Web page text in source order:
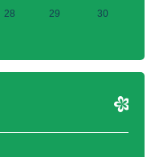
28 29
30